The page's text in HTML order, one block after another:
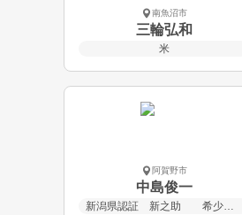
南魚沼市
三輪弘和
米
阿賀野市
中島俊一
新潟県認証 新之助 希少な従来種コシヒカリ